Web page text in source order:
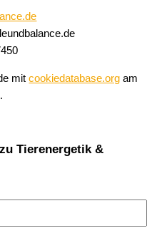
mitcookiedatabase.org am
Tierenergetik &